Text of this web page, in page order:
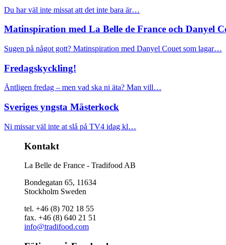
Du har väl inte missat att det inte bara är…
Matinspiration med La Belle de France och Danyel
Sugen på något gott? Matinspiration med Danyel Couet som lagar…
Fredagskyckling!
Äntligen fredag – men vad ska ni äta? Man vill…
Sveriges yngsta Mästerkock
Ni missar väl inte at slå på TV4 idag kl…
Kontakt
La Belle de France - Tradifood AB
Bondegatan 65, 11634
Stockholm Sweden
tel. +46 (8) 702 18 55
fax. +46 (8) 640 21 51
info@tradifood.com